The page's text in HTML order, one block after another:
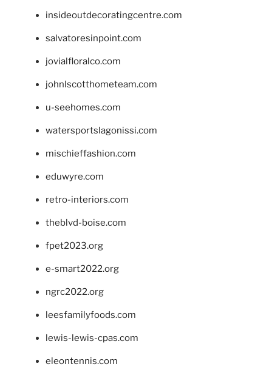
insideoutdecoratingcentre.com
salvatoresinpoint.com
jovialfloralco.com
johnlscotthometeam.com
u-seehomes.com
watersportslagonissi.com
mischieffashion.com
eduwyre.com
retro-interiors.com
theblvd-boise.com
fpet2023.org
e-smart2022.org
ngrc2022.org
leesfamilyfoods.com
lewis-lewis-cpas.com
eleontennis.com